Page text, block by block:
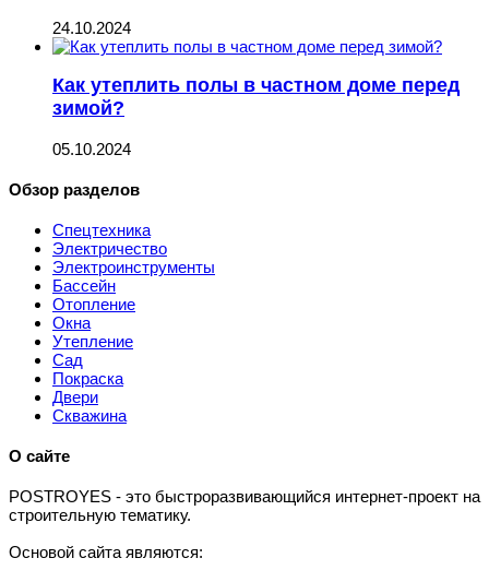
24.10.2024
Как утеплить полы в частном доме перед
зимой?
05.10.2024
Обзор разделов
Спецтехника
Электричество
Электроинструменты
Бассейн
Отопление
Окна
Утепление
Сад
Покраска
Двери
Скважина
О сайте
POSTROYES - это быстроразвивающийся интернет-проект на
строительную тематику.
Основой сайта являются: